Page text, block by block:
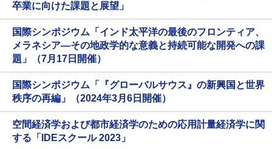
卒業に向けた課題と展望」
国際シンポジウム「インド太平洋の最後のフロンティア、
メラネシア—その地政学的な意義と持続可能な開発への課
題」（7月17日開催）
国際シンポジウム「『グローバルサウス』の新興国と世界
秩序の再編」（2024年3月6日開催）
空間経済学および都市経済学のための応用計量経済学に関
する「IDEスクール 2023」